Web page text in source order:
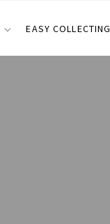
EASY COLLECTING